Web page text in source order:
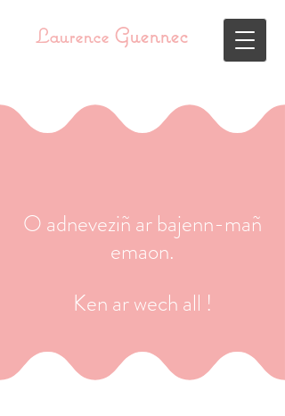
Laurence Guennec
O adneveziñ ar bajenn-mañ
emaon.
Ken ar wech all !